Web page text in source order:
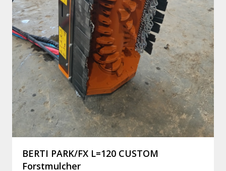
BERTI PARK/FX L=120 CUSTOM
Forstmulcher